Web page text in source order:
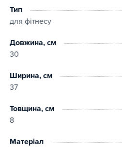
Тип
для фітнесу
Довжина, см
30
Ширина, см
37
Товщина, см
8
Матеріал